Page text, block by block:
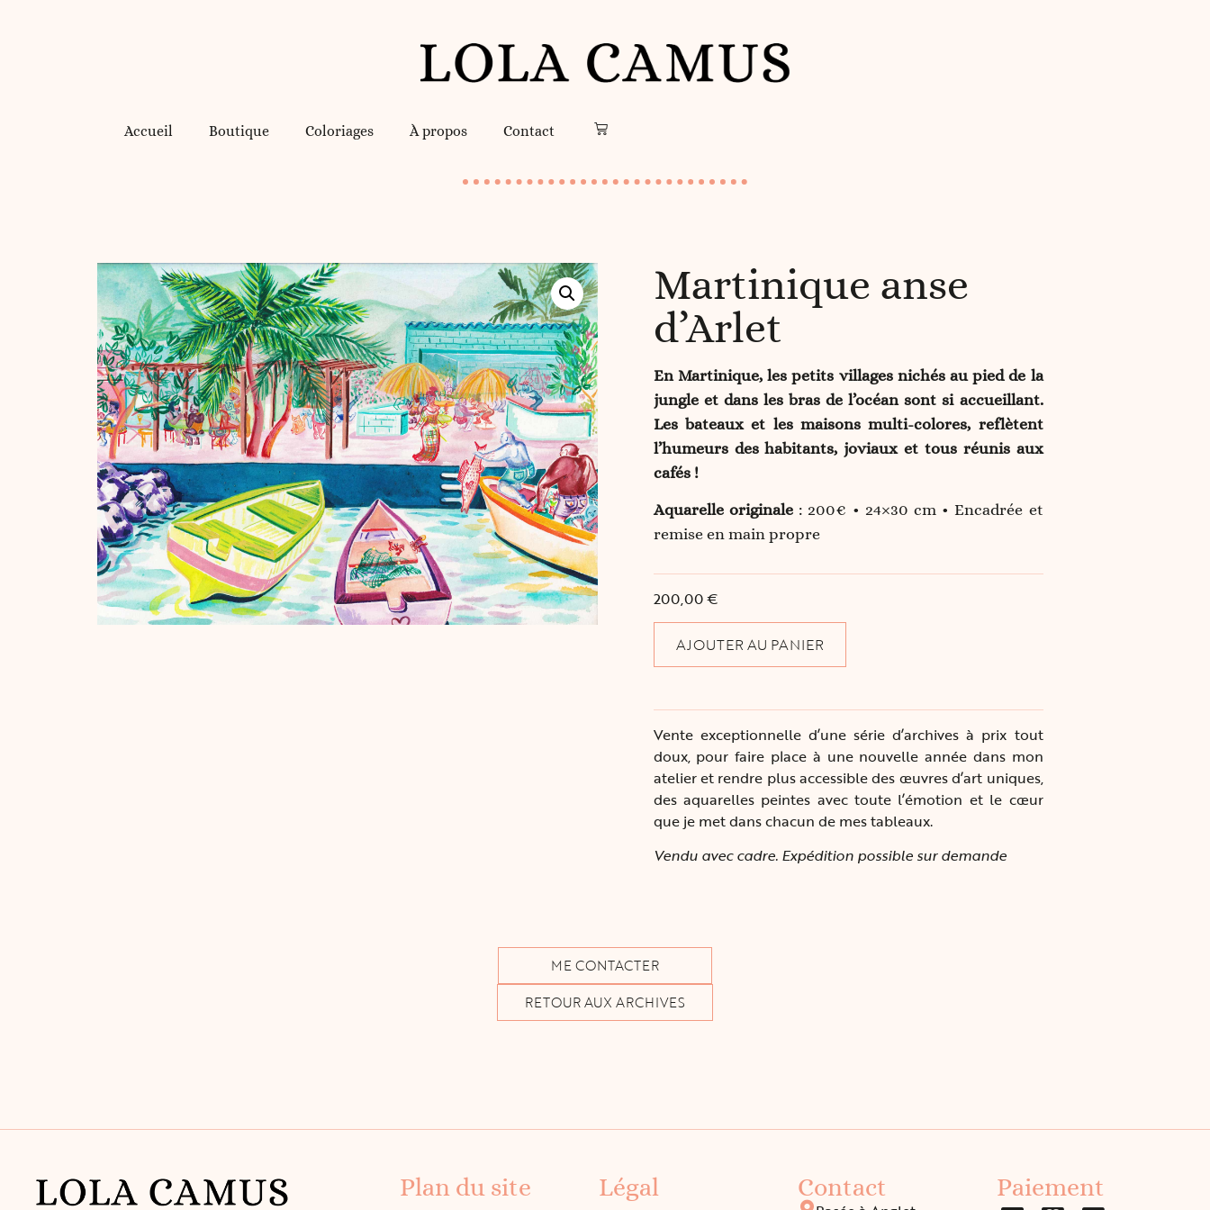
Accueil Boutique Coloriages À propos Contact
Martinique anse
d’Arlet
En Martinique, les petits villages nichés au pied de la
jungle et dans les bras de l’océan sont si accueillant.
Les bateaux et les maisons multi-colores, reflètent
l’humeurs des habitants, joviaux et tous réunis aux
cafés !
Aquarelle originale: 200€ • 24×30 cm • Encadrée et
remise en main propre
200,00€
AJOUTER AU PANIER
Vente exceptionnelle d’une série d’archives à prix tout
doux, pour faire place à une nouvelle année dans mon
atelier et rendre plus accessible des œuvres d’art uniques,
des aquarelles peintes avec toute l’émotion et le cœur
que je met dans chacun de mes tableaux.
Vendu avec cadre. Expédition possible sur demande
ME CONTACTER
RETOUR AUX ARCHIVES
Plan du site Légal Contact Paiement